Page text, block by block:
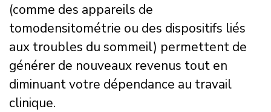
(comme des appareils de
tomodensitométrie ou des dispositifs liés
aux troubles du sommeil) permettent de
générer de nouveaux revenus tout en
diminuant votre dépendance au travail
clinique.